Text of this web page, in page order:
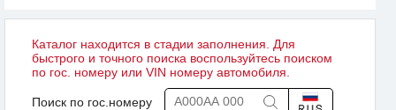
Каталог находится в стадии заполнения. Для
быстрого и точного поиска воспользуйтесь поиском
по гос. номеру или VIN номеру автомобиля.
Поиск по гос.номеру